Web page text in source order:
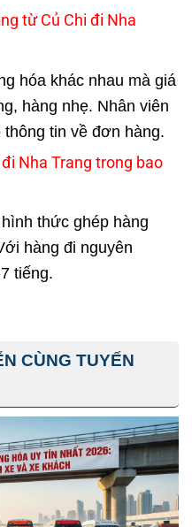
từ Củ Chi đi Nha
hóa khác nhau mà giá
hàng nhẹ. Nhân viên
tin về đơn hàng.
Nha Trang trong bao
thức ghép hàng
hàng đi nguyên
tiếng.
CÙNG TUYẾN